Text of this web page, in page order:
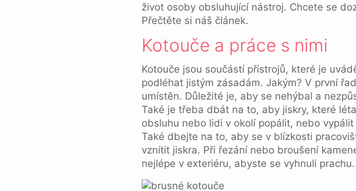
život osoby obsluhující nástroj. Chcete se
Přečtěte si náš článek.
Kotouče a práce s nimi
Kotouče jsou součástí přístrojů, které je
podléhat jistým zásadám. Jakým? V první
umístěn. Důležité je, aby se nehýbal a
Také je třeba dbát na to, aby jiskry, které
obsluhu nebo lidi v okolí popálit, nebo
Také dbejte na to, aby se v blízkosti
vznítit jiskra. Při řezání nebo broušení
nejlépe v exteriéru, abyste se vyhnuli prachu.